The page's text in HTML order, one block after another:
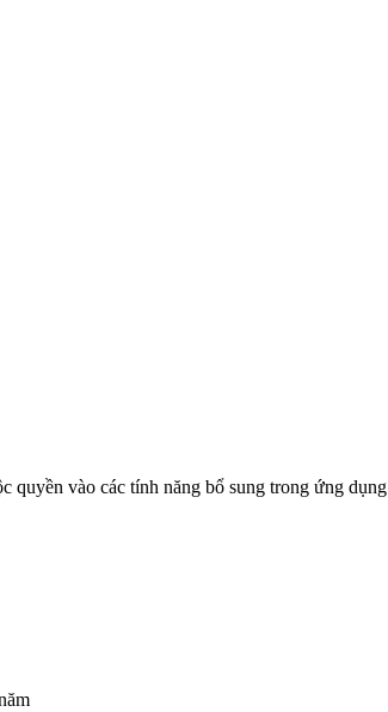
quyền vào các tính năng bổ sung trong ứng dụng